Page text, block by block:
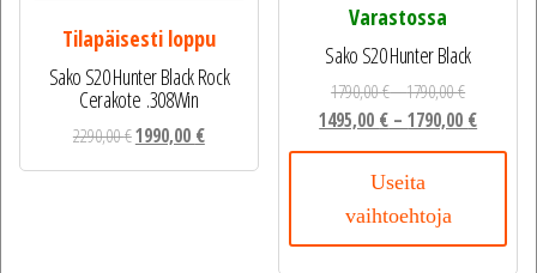
Tilapäisesti loppu
Sako S20 Hunter Black Rock
Cerakote .308Win
2290,00€Alkuperäinen
hinta
1990,00 €Nykyinen
hinta
Varastossa
Sako S20 Hunter Black
1790,00€–1790,00€
1495,00 € –1790,00 €
Useita
vaihtoehtoja